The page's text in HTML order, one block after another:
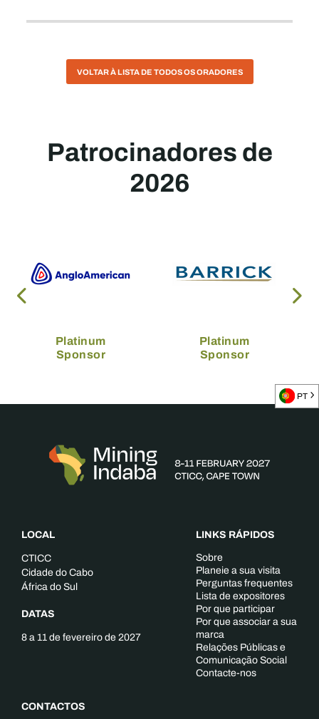
VOLTAR À LISTA DE TODOS OS ORADORES
Patrocinadores de
2026
Platinum
Sponsor
Platinum
Sponsor
LOCAL
CTICC
Cidade do Cabo
África do Sul
DATAS
8 a 11 de fevereiro de 2027
CONTACTOS
LINKS RÁPIDOS
Sobre
Planeie a sua visita
Perguntas frequentes
Lista de expositores
Por que participar
Por que associar a sua
marca
Relações Públicas e
Comunicação Social
Contacte-nos
PT